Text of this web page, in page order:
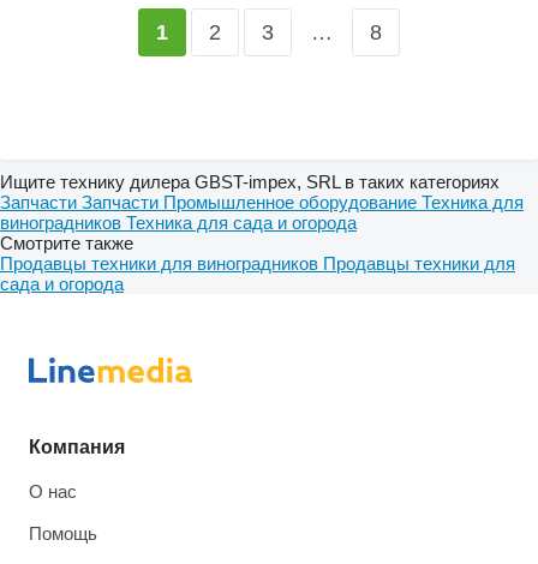
1 2 3 … 8
Ищите технику дилера GBST-impex, SRL в таких категориях
Запчасти Запчасти Промышленное оборудование Техника для
виноградников Техника для сада и огорода
Смотрите также
Продавцы техники для виноградников Продавцы техники для
сада и огорода
Компания
О нас
Помощь